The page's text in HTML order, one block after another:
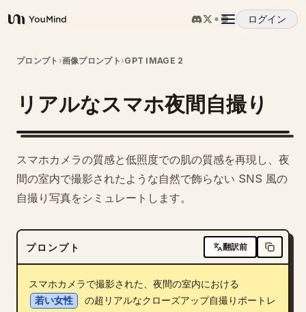
YouMind
ログイン
概要
ユースケース
プロンプト
料金
ダウンロード
プロンプト ›画像プロンプト ›GPT IMAGE 2
リアルなスマホ夜間自撮り
スマホカメラの質感と低照度での肌の質感を再現し、夜
間の室内で撮影されたような自然で飾らない SNS 風の
自撮り写真をシミュレートします。
プロンプト 翻訳前
スマホカメラで撮影された、夜間の室内における
若い女性
の超リアルなクローズアップ自撮りポートレ